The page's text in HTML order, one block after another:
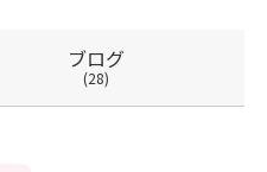
ブログ
(28)